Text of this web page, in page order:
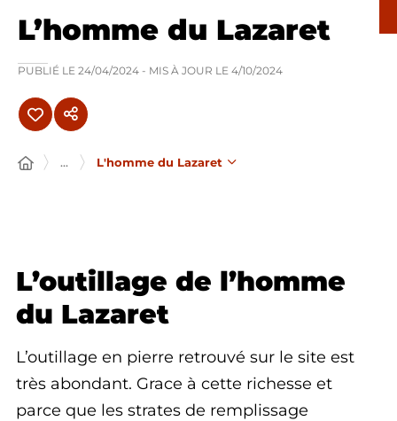
L’homme du Lazaret
PUBLIÉ LE 24/04/2024 - MIS À JOUR LE 4/10/2024
... L'homme du Lazaret
L’outillage de l’homme
du Lazaret
L’outillage en pierre retrouvé sur le site est
très abondant. Grace à cette richesse et
parce que les strates de remplissage